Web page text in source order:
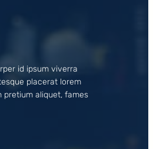
id ipsum viverra
placerat lorem
pretium aliquet, fames